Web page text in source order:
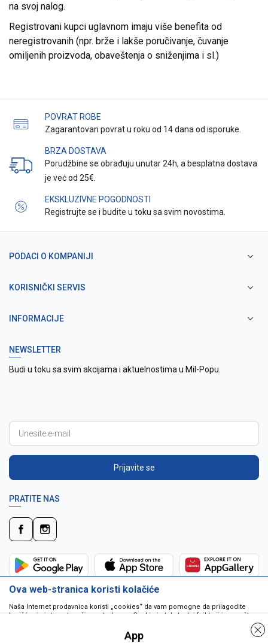
na svoj nalog.
Registrovani kupci uglavnom imaju više benefita od
neregistrovanih (npr. brže i lakše poručivanje, čuvanje
omiljenih proizvoda, obaveštenja o sniženjima i sl.)
POVRAT ROBE
Zagarantovan povrat u roku od 14 dana od isporuke.
BRZA DOSTAVA
Porudžbine se obrađuju unutar 24h, a besplatna dostava
je već od 25€.
EKSKLUZIVNE POGODNOSTI
Registrujte se i budite u toku sa svim novostima.
PODACI O KOMPANIJI
KORISNIČKI SERVIS
INFORMACIJE
NEWSLETTER
Budi u toku sa svim akcijama i aktuelnostima u Mil-Popu.
Prijavite se
PRATITE NAS
Ova web-stranica koristi kolačiće
Naša Internet prodavnica koristi „cookies“ da vam pomogne da prilagodite
korišćenje interneta vašim potrebama. Cookie je tekstualni fajl koji je smešten
da pokrenu program ili da isporuče virus vašem računaru. Cookie-i su
jedinstveno dodeljeni vama, i jedino mogu biti pročitani od strane web servera
App